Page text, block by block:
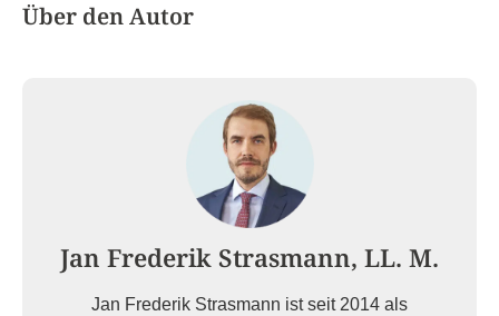
Über den Autor
Jan Frederik Strasmann, LL. M.
Jan Frederik Strasmann ist seit 2014 als